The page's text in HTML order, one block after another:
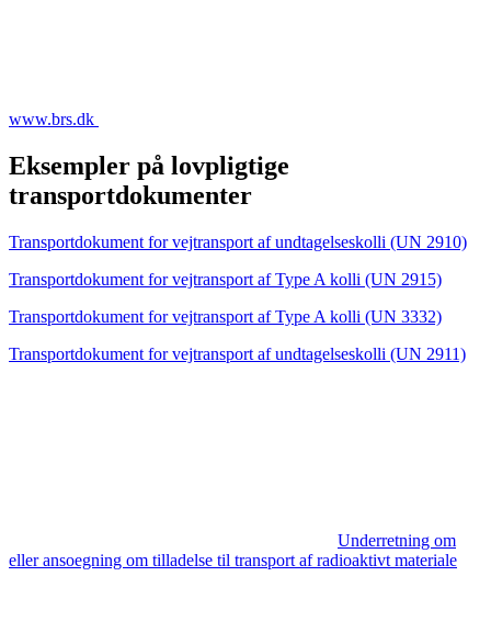
www.brs.dk
Eksempler på lovpligtige
transportdokumenter
Transportdokument for vejtransport af undtagelseskolli (UN 2910)
Transportdokument for vejtransport af Type A kolli (UN 2915)
Transportdokument for vejtransport af Type A kolli (UN 3332)
Transportdokument for vejtransport af undtagelseskolli (UN 2911)
Underretning om
eller ansoegning om tilladelse til transport af radioaktivt materiale